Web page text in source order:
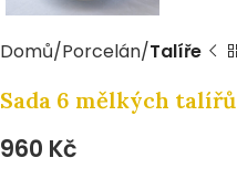
Domů Porcelán Talíře
Sada 6 mělkých talířů
960 Kč